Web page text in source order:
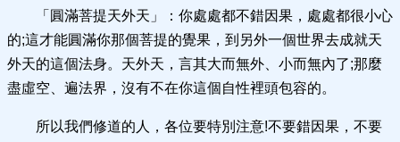
「圓滿菩提天外天」：你處處都不錯因果，處處都很小心
的;這才能圓滿你那個菩提的覺果，到另外一個世界去成就天
外天的這個法身。天外天，言其大而無外、小而無內了;那麼
盡虛空、遍法界，沒有不在你這個自性裡頭包容的。
所以我們修道的人，各位要特別注意!不要錯因果，不要